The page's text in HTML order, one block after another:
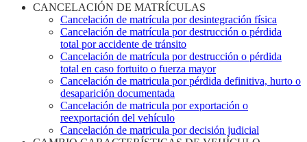
CANCELACIÓN DE MATRÍCULAS
Cancelación de matrícula por desintegración física
Cancelación de matrícula por destrucción o pérdida
total por accidente de tránsito
Cancelación de matrícula por destrucción o pérdida
total en caso fortuito o fuerza mayor
Cancelación de matricula por pérdida definitiva, hurto o
desaparición documentada
Cancelación de matricula por exportación o
reexportación del vehículo
Cancelación de matricula por decisión judicial